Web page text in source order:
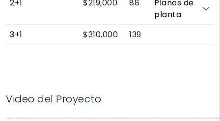
2+1 $219,000 88
Planos de
planta
3+1
$310,000 139
Video del Proyecto